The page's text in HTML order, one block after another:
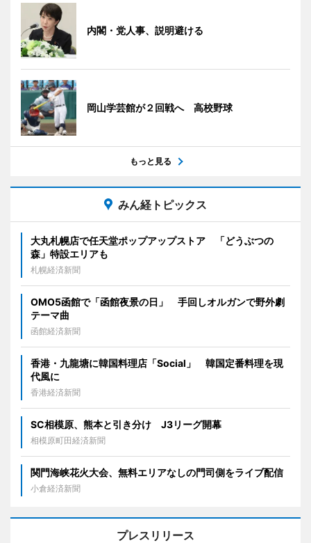
内閣・党人事、説明避ける
岡山学芸館が２回戦へ 高校野球
もっと見る
みん経トピックス
大丸札幌店で任天堂ポップアップストア 「どうぶつの
森」特設エリアも
札幌経済新聞
OMO5函館で「函館夜景の日」 手回しオルガンで野外劇
テーマ曲
函館経済新聞
香港・九龍塘に韓国料理店「Social」 韓国定番料理を現
代風に
香港経済新聞
SC相模原、熊本と引き分け J3リーグ開幕
相模原町田経済新聞
関門海峡花火大会、無料エリアなしの門司側をライブ配信
小倉経済新聞
プレスリリース